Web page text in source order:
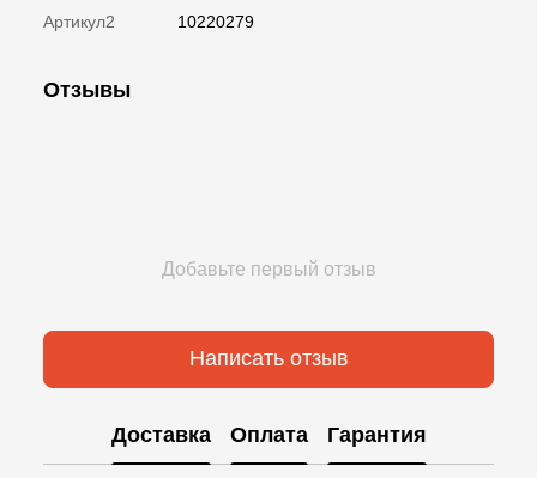
Артикул2 10220279
Отзывы
Добавьте первый отзыв
Написать отзыв
Доставка Оплата Гарантия